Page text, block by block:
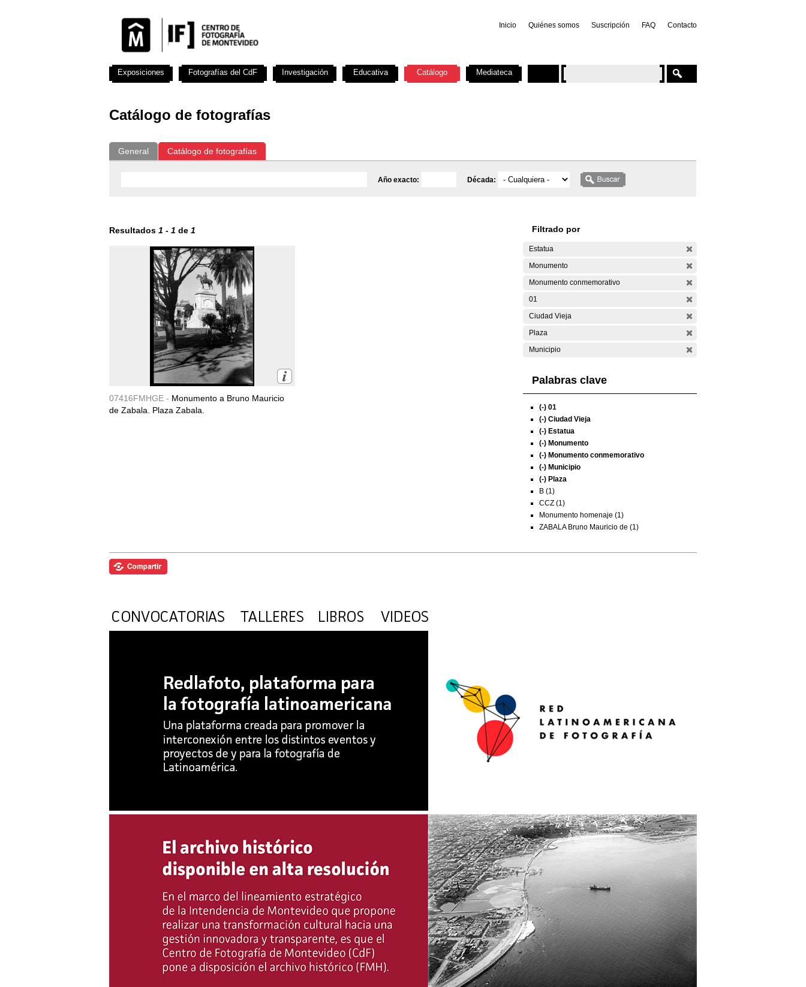
Inicio Quiénes somos Suscripción FAQ Contacto
Catálogo de fotografías
General Catálogo de fotografías
Año exacto: Década:
Resultados 1 - 1 de 1
07416FMHGE - Monumento a Bruno Mauricio
de Zabala. Plaza Zabala.
Filtrado por
Estatua
Monumento
Monumento conmemorativo
01
Ciudad Vieja
Plaza
Municipio
Palabras clave
(-) 01
(-) Ciudad Vieja
(-) Estatua
(-) Monumento
(-) Monumento conmemorativo
(-) Municipio
(-) Plaza
B (1)
CCZ (1)
Monumento homenaje (1)
ZABALA Bruno Mauricio de (1)
Exposiciones Fotografías del CdF Investigación Educativa Catálogo Mediateca